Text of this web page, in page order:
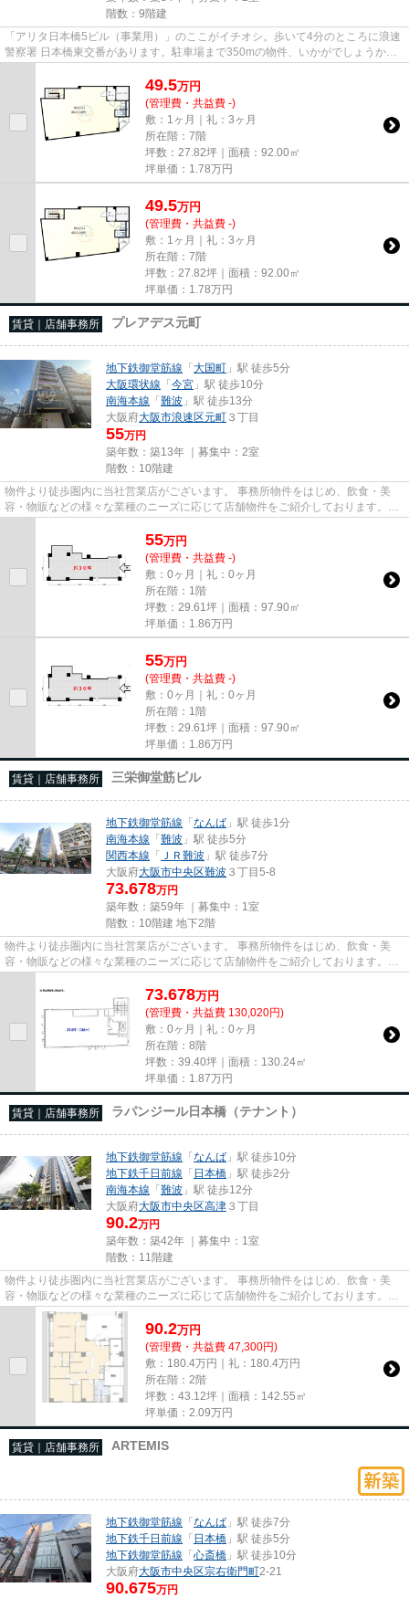
階数：9階建
「アリタ日本橋5ビル（事業用）」のここがイチオシ。歩いて4分のところに浪速
警察署 日本橋東交番があります。駐車場まで350mの物件、いかがでしょうか。
電車移動の多い方に嬉しい駅か...
49.5万円
(管理費・共益費 -)
敷：1ヶ月｜礼：3ヶ月
所在階：7階
坪数：27.82坪｜面積：92.00㎡
坪単価： 1.78万円
49.5万円
(管理費・共益費 -)
敷：1ヶ月｜礼：3ヶ月
所在階：7階
坪数：27.82坪｜面積：92.00㎡
坪単価： 1.78万円
賃貸｜店舗事務所 プレアデス元町
地下鉄御堂筋線 「大国町 」駅 徒歩5分
大阪環状線 「今宮 」駅 徒歩10分
南海本線 「難波 」駅 徒歩13分
大阪府大阪市浪速区元町 ３丁目
55万円
築年数：築13年 ｜募集中： 2室
階数：10階建
物件より徒歩圏内に当社営業店がございます。 事務所物件をはじめ、飲食・美
容・物販などの様々な業種のニーズに応じて店舗物件をご紹介しております。
尚、弊社ではおとり広告は一切...
55万円
(管理費・共益費 -)
敷：0ヶ月｜礼：0ヶ月
所在階：1階
坪数：29.61坪｜面積：97.90㎡
坪単価： 1.86万円
55万円
(管理費・共益費 -)
敷：0ヶ月｜礼：0ヶ月
所在階：1階
坪数：29.61坪｜面積：97.90㎡
坪単価： 1.86万円
賃貸｜店舗事務所 三栄御堂筋ビル
地下鉄御堂筋線 「なんば 」駅 徒歩1分
南海本線 「難波 」駅 徒歩5分
関西本線 「 ＪＲ難波 」駅 徒歩7分
大阪府大阪市中央区難波 ３丁目5-8
73.678万円
築年数：築59年 ｜募集中： 1室
階数：10階建 地下2階
物件より徒歩圏内に当社営業店がございます。 事務所物件をはじめ、飲食・美
容・物販などの様々な業種のニーズに応じて店舗物件をご紹介しております。
尚、弊社ではおとり広告は一切...
73.678万円
(管理費・共益費 130,020円)
敷：0ヶ月｜礼：0ヶ月
所在階：8階
坪数：39.40坪｜面積：130.24㎡
坪単価： 1.87万円
賃貸｜店舗事務所 ラパンジール日本橋（テナント）
地下鉄御堂筋線 「なんば 」駅 徒歩10分
地下鉄千日前線 「 日本橋 」駅 徒歩2分
南海本線 「難波 」駅 徒歩12分
大阪府大阪市中央区高津 ３丁目
90.2万円
築年数：築42年 ｜募集中： 1室
階数：11階建
物件より徒歩圏内に当社営業店がございます。 事務所物件をはじめ、飲食・美
容・物販などの様々な業種のニーズに応じて店舗物件をご紹介しております。
尚、弊社ではおとり広告は一切...
90.2万円
(管理費・共益費 47,300円)
敷：180.4万円｜礼：180.4万円
所在階：2階
坪数：43.12坪｜面積：142.55㎡
坪単価： 2.09万円
賃貸｜店舗事務所 ARTEMIS
地下鉄御堂筋線 「なんば 」駅 徒歩7分
地下鉄千日前線 「 日本橋 」駅 徒歩5分
地下鉄御堂筋線 「心斎橋 」駅 徒歩10分
大阪府大阪市中央区宗右衛門町2-21
90.675万円